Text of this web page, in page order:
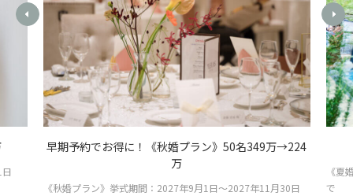
早期予約でお得に！《秋婚プラン》50名349万→224
万
《秋婚プラン》挙式期間：2027年9月1日～2027年11月30日
《夏
で